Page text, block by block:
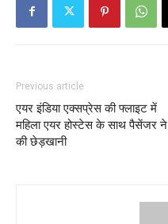
Previous article
एयर इंडिया एक्सप्रेस की फ्लाइट में
महिला एयर होस्टेस के साथ पैसेंजर ने
की छेड़खानी